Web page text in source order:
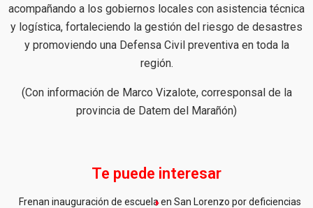
acompañando a los gobiernos locales con asistencia técnica
y logística, fortaleciendo la gestión del riesgo de desastres
y promoviendo una Defensa Civil preventiva en toda la
región.
(Con información de Marco Vizalote, corresponsal de la
provincia de Datem del Marañón)
Te puede interesar
Frenan inauguración de escuela en San Lorenzo por deficiencias